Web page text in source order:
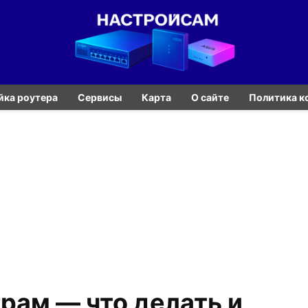
роутера Сервисы Карта О сайте Политика